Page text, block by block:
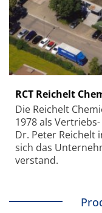
RCT Reichelt
Die Reichelt
1978 als
Dr. Peter Reichelt
sich das
verstand.